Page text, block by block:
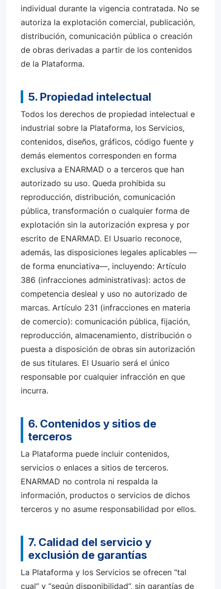
individual durante la vigencia contratada. No se
autoriza la explotación comercial, publicación,
distribución, comunicación pública o creación
de obras derivadas a partir de los contenidos
de la Plataforma.
5. Propiedad intelectual
Todos los derechos de propiedad intelectual e
industrial sobre la Plataforma, los Servicios,
contenidos, diseños, gráficos, código fuente y
demás elementos corresponden en forma
exclusiva a ENARMAD o a terceros que han
autorizado su uso. Queda prohibida su
reproducción, distribución, comunicación
pública, transformación o cualquier forma de
explotación sin la autorización expresa y por
escrito de ENARMAD. El Usuario reconoce,
además, las disposiciones legales aplicables —
de forma enunciativa—, incluyendo: Artículo
386 (infracciones administrativas): actos de
competencia desleal y uso no autorizado de
marcas. Artículo 231 (infracciones en materia
de comercio): comunicación pública, fijación,
reproducción, almacenamiento, distribución o
puesta a disposición de obras sin autorización
de sus titulares. El Usuario será el único
responsable por cualquier infracción en que
incurra.
6. Contenidos y sitios de
terceros
La Plataforma puede incluir contenidos,
servicios o enlaces a sitios de terceros.
ENARMAD no controla ni respalda la
información, productos o servicios de dichos
terceros y no asume responsabilidad por ellos.
7. Calidad del servicio y
exclusión de garantías
La Plataforma y los Servicios se ofrecen “tal
cual” y “según disponibilidad”, sin garantías de